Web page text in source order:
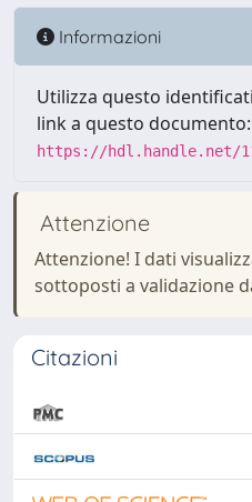
Informazioni
Utilizza questo
link a questo documento:
https://hdl.handle.net/
Attenzione
Attenzione! I dati
sottoposti a validazione
Citazioni